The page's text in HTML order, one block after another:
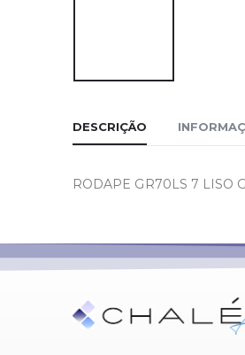
DESCRIÇÃO
RODAPE GR70LS 7 LISO